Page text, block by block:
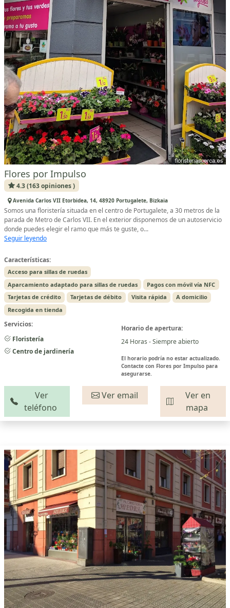
Flores por Impulso
4.3 (163 opiniones )
Avenida Carlos VII Etorbidea, 14, 48920 Portugalete, Bizkaia
Somos una floristería situada en el centro de Portugalete, a 30 metros de la
parada de Metro de Carlos VII. En el exterior disponemos de un autoservicio
donde puedes elegir el ramo que más te guste, o...
Seguir leyendo
Características:
Acceso para sillas de ruedas
Aparcamiento adaptado para sillas de ruedas
Pagos con móvil vía NFC
Tarjetas de crédito
Tarjetas de débito Visita rápida
A domicilio
Recogida en tienda
Servicios:
Floristería
Centro de jardinería
Horario de apertura:
24 Horas - Siempre abierto
El horario podría no estar actualizado.
Contacte con Flores por Impulso para
asegurarse.
Ver
teléfono
Ver email
Ver en
mapa